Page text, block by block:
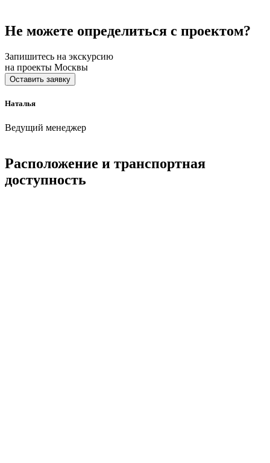
Не можете определиться с проектом?
Запишитесь на экскурсию
на проекты Москвы
Оставить заявку
Наталья
Ведущий менеджер
Расположение и транспортная
доступность